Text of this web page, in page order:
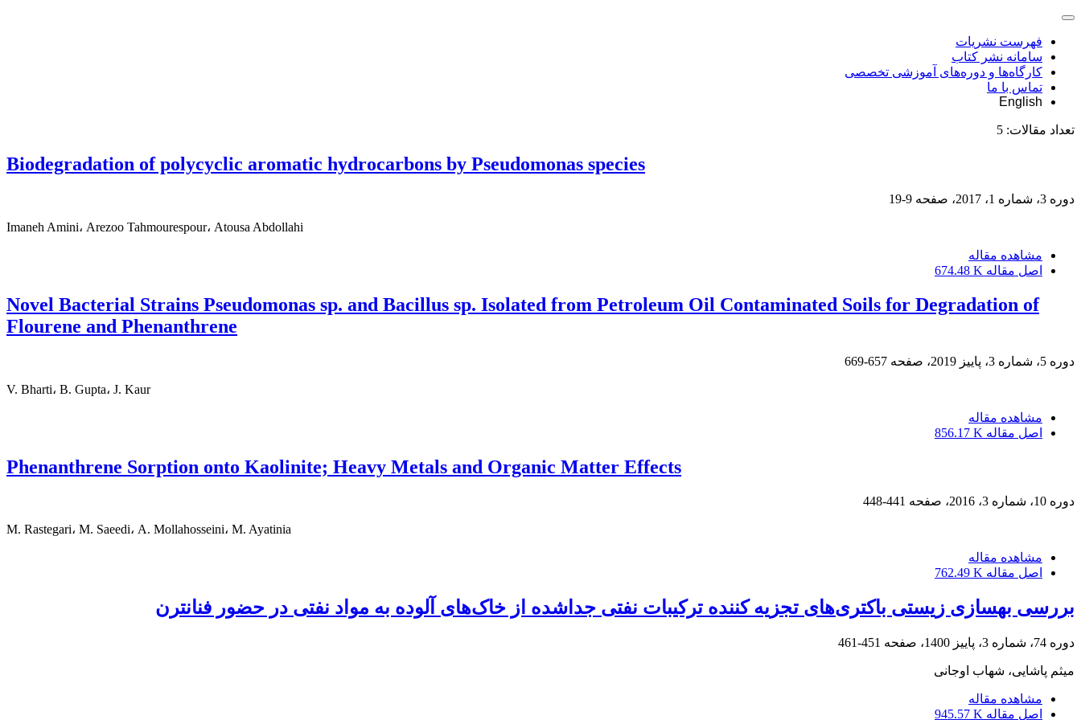
فهرست نشریات
سامانه نشر کتاب
کارگاه‌ها و دوره‌های آموزشی تخصصی
تماس با ما
English
تعداد مقالات: 5
Biodegradation of polycyclic aromatic hydrocarbons by Pseudomonas species
دوره 3، شماره 1، 2017، صفحه 9-19
Imaneh Amini، Arezoo Tahmourespour، Atousa Abdollahi
مشاهده مقاله
اصل مقاله 674.48 K
Novel Bacterial Strains Pseudomonas sp. and Bacillus sp. Isolated from Petroleum Oil Contaminated Soils for Degradation of
Flourene and Phenanthrene
دوره 5، شماره 3، پاییز 2019، صفحه 657-669
V. Bharti، B. Gupta، J. Kaur
مشاهده مقاله
اصل مقاله 856.17 K
Phenanthrene Sorption onto Kaolinite; Heavy Metals and Organic Matter Effects
دوره 10، شماره 3، 2016، صفحه 441-448
M. Rastegari، M. Saeedi، A. Mollahosseini، M. Ayatinia
مشاهده مقاله
اصل مقاله 762.49 K
بررسی بهسازی زیستی باکتری‌های تجزیه ‌کننده ترکیبات نفتی جداشده از خاک‌های آلوده به مواد نفتی در حضور فنانترن
دوره 74، شماره 3، پاییز 1400، صفحه 451-461
میثم پاشایی، شهاب اوجانی
مشاهده مقاله
اصل مقاله 945.57 K